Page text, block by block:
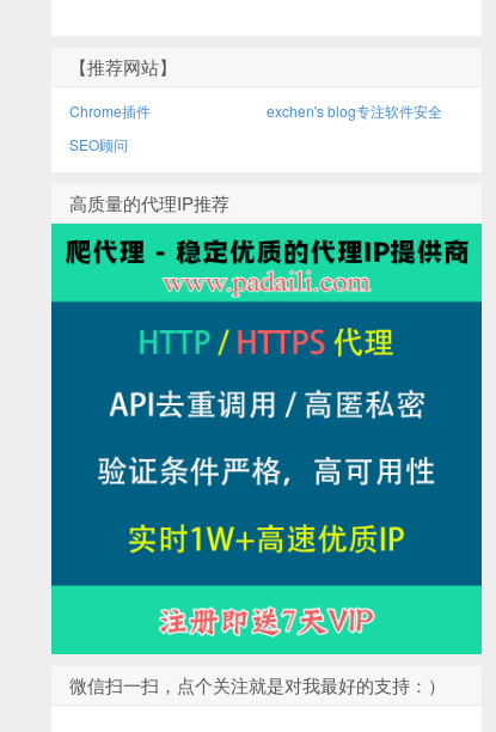
【推荐网站】
Chrome插件
exchen's blog专注软件安全
SEO顾问
高质量的代理IP推荐
微信扫一扫，点个关注就是对我最好的支持：）